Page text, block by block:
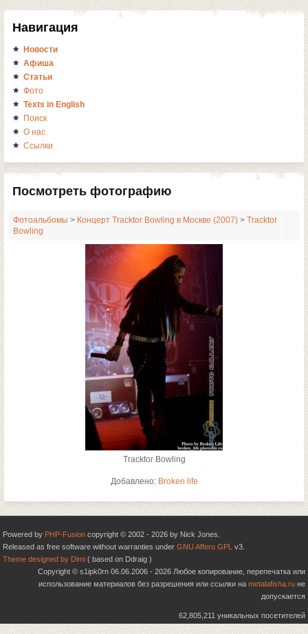
Навигация
Новости
Афиша
Статьи
Фото
Texts in English
Поиск
О нас
Ссылки
Посмотреть фотографию
Фотоальбомы > Концерт Tracktor Bowling в Москве (2007) > Tracktor
Bowling
Tracktor Bowling
Добавлено: Broken life
Powered by PHP-Fusion copyright © 2002 - 2026 by Nick Jones.
Released as free software without warranties under GNU Affero GPL v3.
Theme designed by Dimi ( based on Ddraig )
Copyright © s1ipk0rn 06.06.2006 - 2026 Любое копирование, перепечатка или
использование материалов без разрешения или ссылки на metalafisha.ru не
допускается
62,805,211 уникальных посетителей